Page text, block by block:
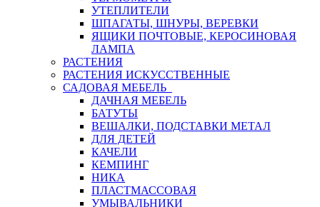
УТЕПЛИТЕЛИ
ШПАГАТЫ, ШНУРЫ, ВЕРЕВКИ
ЯЩИКИ ПОЧТОВЫЕ, КЕРОСИНОВАЯ
ЛАМПА
РАСТЕНИЯ
РАСТЕНИЯ ИСКУССТВЕННЫЕ
САДОВАЯ МЕБЕЛЬ
ДАЧНАЯ МЕБЕЛЬ
БАТУТЫ
ВЕШАЛКИ, ПОДСТАВКИ МЕТАЛ
ДЛЯ ДЕТЕЙ
КАЧЕЛИ
КЕМПИНГ
НИКА
ПЛАСТМАССОВАЯ
УМЫВАЛЬНИКИ